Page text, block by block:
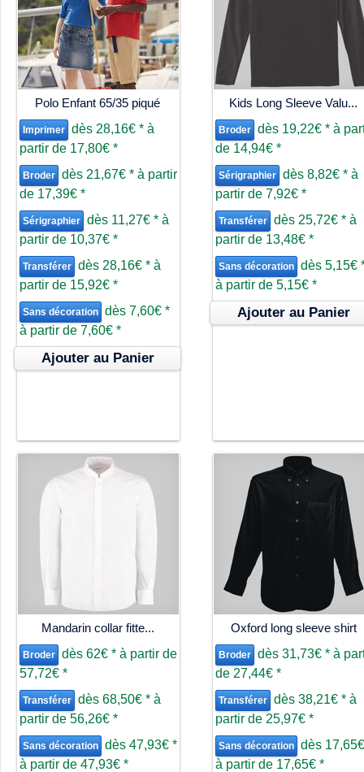
Polo Enfant 65/35 piqué
Imprimer dès 28,16€ * à
partir de 17,80€ *
Broder dès 21,67€ * à partir
de 17,39€ *
Sérigraphier dès 11,27€ * à
partir de 10,37€ *
Transférer dès 28,16€ * à
partir de 15,92€ *
Sans décoration dès 7,60€ *
à partir de 7,60€ *
Ajouter au Panier
Kids Long Sleeve Valu...
Broder dès 19,22€ * à
de 14,94€ *
Sérigraphier dès 8,82€ * à
partir de 7,92€ *
Transférer dès 25,72€ * à
partir de 13,48€ *
Sans décoration dès 5,15€
à partir de 5,15€ *
Ajouter au Panier
Mandarin collar fitte...
Broder dès 62€ * à partir de
57,72€ *
Transférer dès 68,50€ * à
partir de 56,26€ *
Sans décoration dès 47,93€ *
à partir de 47,93€ *
Oxford long sleeve shirt
Broder dès 31,73€ * à
de 27,44€ *
Transférer dès 38,21€ * à
partir de 25,97€ *
Sans décoration dès
à partir de 17,65€ *